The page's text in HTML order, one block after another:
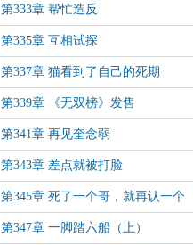
第333章 帮忙造反
第335章 互相试探
第337章 猫看到了自己的死期
第339章 《无双榜》发售
第341章 再见奎念弱
第343章 差点就被打脸
第345章 死了一个哥，就再认一个
第347章 一脚踏六船（上）